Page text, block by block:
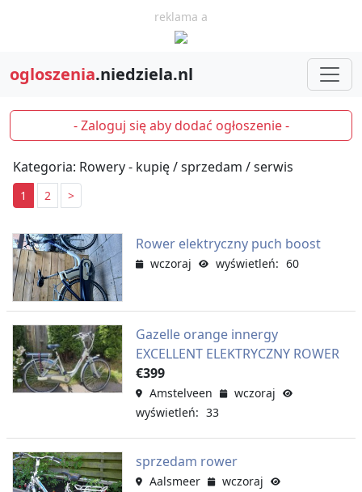
reklama a
ogloszenia.niedziela.nl
- Zaloguj się aby dodać ogłoszenie -
Kategoria: Rowery - kupię / sprzedam / serwis
1 2 >
Rower elektryczny puch boost
wczoraj wyświetleń: 60
Gazelle orange innergy
EXCELLENT ELEKTRYCZNY ROWER
€399
Amstelveen
wczoraj
wyświetleń: 33
sprzedam rower
Aalsmeer
wczoraj